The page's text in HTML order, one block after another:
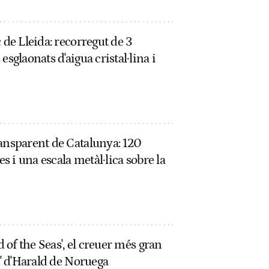
Lleida: recorregut de 3
d'aigua cristal·lina i
de Catalunya: 120
i una escala metàl·lica sobre la
of the Seas', el creuer més gran
de Noruega